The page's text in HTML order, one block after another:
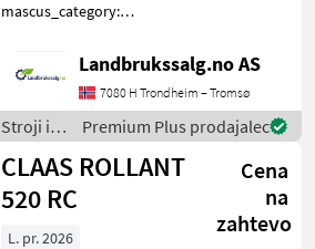
mascus_category:
provide reference number
upon request: 9506 See
en.landbrukssalg.no/9506
for more images Specif
Landbrukssalg.no AS
7080 H Trondheim – Tromsø
Stroji in
oprema
za žetev
in
spravilo
/ Stoll
Premium Plus prodajalec
CLAAS ROLLANT
520 RC
Cena
na
zahtevo
L. pr. 2026